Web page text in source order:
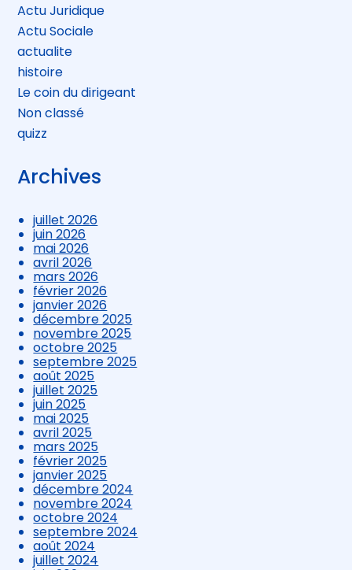
Actu Juridique
Actu Sociale
actualite
histoire
Le coin du dirigeant
Non classé
quizz
Archives
juillet 2026
juin 2026
mai 2026
avril 2026
mars 2026
février 2026
janvier 2026
décembre 2025
novembre 2025
octobre 2025
septembre 2025
août 2025
juillet 2025
juin 2025
mai 2025
avril 2025
mars 2025
février 2025
janvier 2025
décembre 2024
novembre 2024
octobre 2024
septembre 2024
août 2024
juillet 2024